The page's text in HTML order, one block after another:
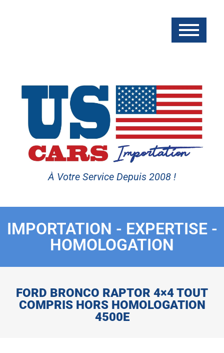
À Votre Service Depuis 2008 !
IMPORTATION - EXPERTISE -
HOMOLOGATION
FORD BRONCO RAPTOR 4×4 TOUT
COMPRIS HORS HOMOLOGATION
4500E